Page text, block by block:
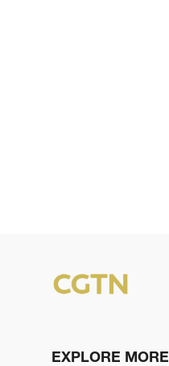
EXPLORE MORE